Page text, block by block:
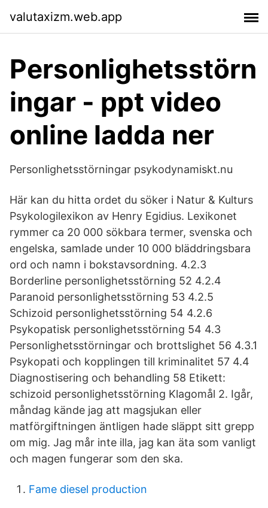
valutaxizm.web.app
Personlighetsstörn
ingar - ppt video
online ladda ner
Personlighetsstörningar psykodynamiskt.nu
Här kan du hitta ordet du söker i Natur & Kulturs
Psykologilexikon av Henry Egidius. Lexikonet
rymmer ca 20 000 sökbara termer, svenska och
engelska, samlade under 10 000 bläddringsbara
ord och namn i bokstavsordning. 4.2.3
Borderline personlighetsstörning 52 4.2.4
Paranoid personlighetsstörning 53 4.2.5
Schizoid personlighetsstörning 54 4.2.6
Psykopatisk personlighetsstörning 54 4.3
Personlighetsstörningar och brottslighet 56 4.3.1
Psykopati och kopplingen till kriminalitet 57 4.4
Diagnostisering och behandling 58 Etikett:
schizoid personlighetsstörning Klagomål 2. Igår,
måndag kände jag att magsjukan eller
matförgiftningen äntligen hade släppt sitt grepp
om mig. Jag mår inte illa, jag kan äta som vanligt
och magen fungerar som den ska.
Fame diesel production